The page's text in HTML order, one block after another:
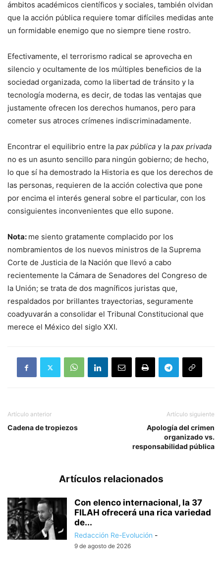
ámbitos académicos científicos y sociales, también olvidan
que la acción pública requiere tomar difíciles medidas ante
un formidable enemigo que no siempre tiene rostro.
Efectivamente, el terrorismo radical se aprovecha en
silencio y ocultamente de los múltiples beneficios de la
sociedad organizada, como la libertad de tránsito y la
tecnología moderna, es decir, de todas las ventajas que
justamente ofrecen los derechos humanos, pero para
cometer sus atroces crímenes indiscriminadamente.
Encontrar el equilibrio entre la pax pública y la pax privada
no es un asunto sencillo para ningún gobierno; de hecho,
lo que sí ha demostrado la Historia es que los derechos de
las personas, requieren de la acción colectiva que pone
por encima el interés general sobre el particular, con los
consiguientes inconvenientes que ello supone.
Nota: me siento gratamente complacido por los
nombramientos de los nuevos ministros de la Suprema
Corte de Justicia de la Nación que llevó a cabo
recientemente la Cámara de Senadores del Congreso de
la Unión; se trata de dos magníficos juristas que,
respaldados por brillantes trayectorias, seguramente
coadyuvarán a consolidar el Tribunal Constitucional que
merece el México del siglo XXI.
Artículo anterior
Cadena de tropiezos
Artículo siguiente
Apología del crimen
organizado vs.
responsabilidad pública
Artículos relacionados
Con elenco internacional, la 37
FILAH ofrecerá una rica variedad
de...
Redacción Re-Evolución -
9 de agosto de 2026